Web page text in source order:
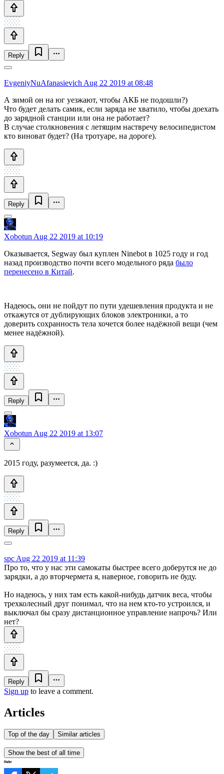
Reply
EvgeniyNuAfanasievich Aug 22 2019 at 08:48
А зимой он на юг уезжают, чтобы АКБ не подошли?)
Что будет делать самик, если заряда не хватило, чтобы доехать
до зарядной станции или она не работает?
В случае столкновения с летящим наствречу велосипедистом
кто виноват будет? (На тротуаре, на дороге).
Reply
Xobotun Aug 22 2019 at 10:19
Оказывается, Segway был куплен Ninebot в 1025 году и год
назад производство почти всего модельного ряда было
перенесено в Китай.
Надеюсь, они не пойдут по пути удешевления продукта и не
откажутся от дублирующих блоков электроники, а то
доверить сохранность тела хочется более надёжной вещи (чем
менее надёжной).
Reply
Xobotun Aug 22 2019 at 13:07
2015 году, разумеется, да. :)
Reply
spc Aug 22 2019 at 11:39
Про то, что у нас эти самокаты быстрее всего доберутся не до
зарядки, а до вторчермета я, наверное, говорить не буду.
Но надеюсь, у них там есть какой-нибудь датчик веса, чтобы
трехколесный друг понимал, что на нем кто-то устроился, и
выключал бы сразу дистанционное управление напрочь? Или
нет?
Reply
Sign up to leave a comment.
Articles
Top of the day Similar articles
Show the best of all time